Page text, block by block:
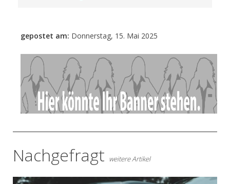
gepostet am: Donnerstag, 15. Mai 2025
- Anzeige -
Nachgefragt weitere Artikel